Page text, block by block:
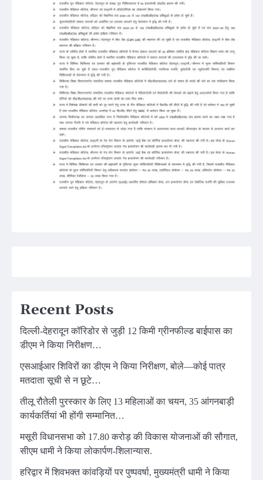
Recent Posts
दिल्ली-देहरादून कॉरिडोर से जुड़ी 12 किमी ग्रीनफील्ड बाईपास का
डीएम ने किया निरीक्षण…
एसआईआर शिविरों का डीएम ने किया निरीक्षण, बोले—कोई पात्र
मतदाता सूची से न छूटे…
तीलू रौतेली पुरस्कार के लिए 13 महिलाओं का चयन, 35 आंगनबाड़ी
कार्यकर्तियां भी होंगी सम्मानित…
मसूरी विधानसभा को 17.80 करोड़ की विकास योजनाओं की सौगात,
सीएम धामी ने किया लोकार्पण-शिलान्यास.
हरिद्वार में शिवभक्त कांवड़ियों पर पुष्पवर्षा, मुख्यमंत्री धामी ने किया